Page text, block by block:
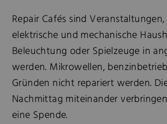
Repair Cafés sind
elektrische und mechanische
Beleuchtung oder Spielzeuge in
werden. Mikrowellen,
Gründen nicht repariert werden.
Nachmittag miteinander
eine Spende.